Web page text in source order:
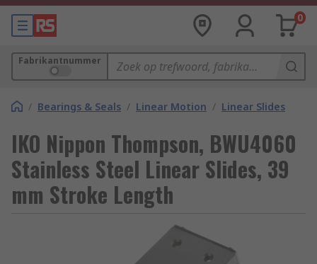
0
Fabrikantnummer
/ Bearings & Seals / Linear Motion / Linear Slides
IKO Nippon Thompson, BWU4060
Stainless Steel Linear Slides, 39
mm Stroke Length